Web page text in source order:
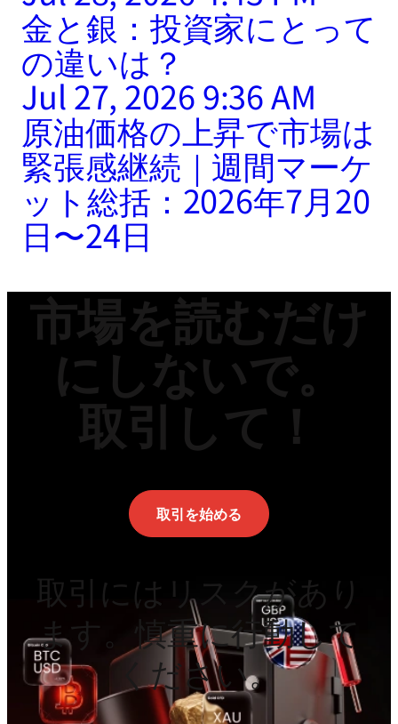
金と銀：投資家にとって
の違いは？
Jul 27, 2026 9:36 AM
原油価格の上昇で市場は
緊張感継続｜週間マーケ
ット総括：2026年7月20
日〜24日
市場を読むだけ
にしないで。
取引して！
取引を始める
取引にはリスクがあり
ます。慎重に行動して
ください。